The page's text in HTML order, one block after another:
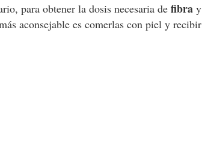
para obtener la dosis necesaria de fibra y
aconsejable es comerlas con piel y recibir